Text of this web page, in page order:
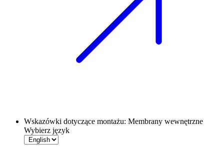
Wskazówki dotyczące montażu: Membrany wewnętrzne
Wybierz język